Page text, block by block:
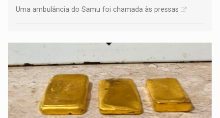
Uma ambulância do Samu foi chamada às pressas